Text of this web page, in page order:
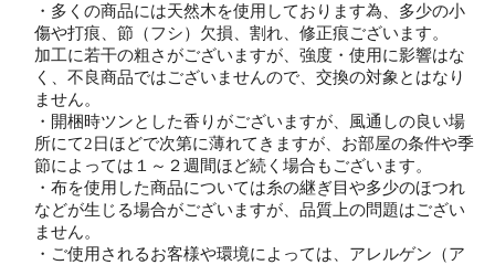
・多くの商品には天然木を使用しております為、多少の小
傷や打痕、節（フシ）欠損、割れ、修正痕ございます。
加工に若干の粗さがございますが、強度・使用に影響はな
く、不良商品ではございませんので、交換の対象とはなり
ません。
・開梱時ツンとした香りがございますが、風通しの良い場
所にて2日ほどで次第に薄れてきますが、お部屋の条件や季
節によっては１～２週間ほど続く場合もございます。
・布を使用した商品については糸の継ぎ目や多少のほつれ
などが生じる場合がございますが、品質上の問題はござい
ません。
・ご使用されるお客様や環境によっては、アレルゲン（ア